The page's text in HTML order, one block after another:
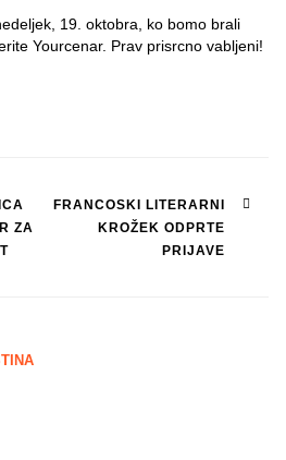
19. oktobra, ko bomo brali
Yourcenar. Prav prisrcno vabljeni!
ZA
FRANCOSKI LITERARNI
KROŽEK ODPRTE
PRIJAVE